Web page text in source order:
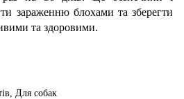
зараженню блохами та зберегти
та здоровими.
Для собак